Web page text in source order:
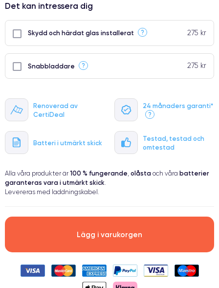
Renoverad av
CertiDeal
24 månaders garanti*
?
Batteri i utmärkt skick
Testad, testad och
omtestad
Det kan intressera dig
Skydd och härdat glas installerat ? 275 kr
Snabbladdare ? 275 kr
Alla våra produkter är 100 % fungerande, olåsta och våra batterier
garanteras vara i utmärkt skick.
Levereras med laddningskabel.
Lägg i varukorgen